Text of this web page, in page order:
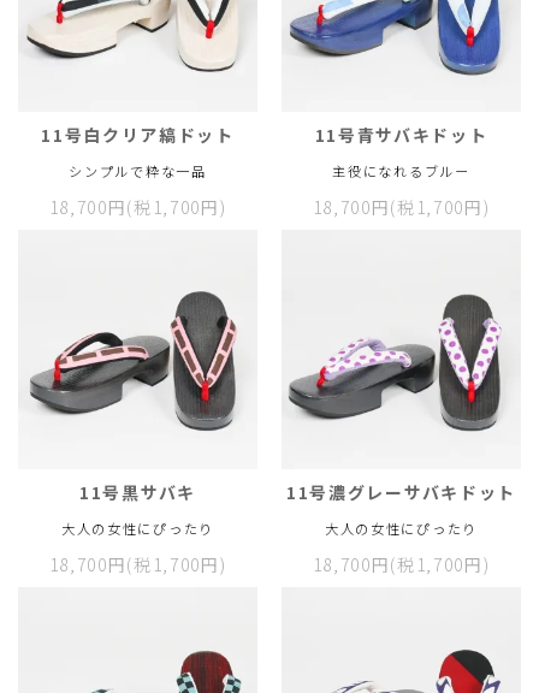
11号白クリア縞ドット
シンプルで粋な一品
18,700円(税1,700円)
11号青サバキドット
主役になれるブルー
18,700円(税1,700円)
11号黒サバキ
大人の女性にぴったり
18,700円(税1,700円)
11号濃グレーサバキドット
大人の女性にぴったり
18,700円(税1,700円)